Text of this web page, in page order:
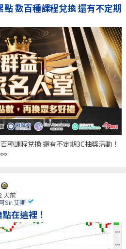
數百種課程兌換 還有不定期
種課程兌換 還有不定期3C抽獎活動！
∞
天前
Sir.艾斯
在這裡！